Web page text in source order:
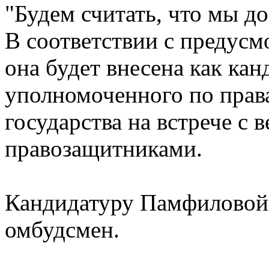
"Будем считать, что мы
В соответствии с
она будет внесена как
уполномоченного по
государства на встрече
правозащитниками.
Кандидатуру
омбудсмен.